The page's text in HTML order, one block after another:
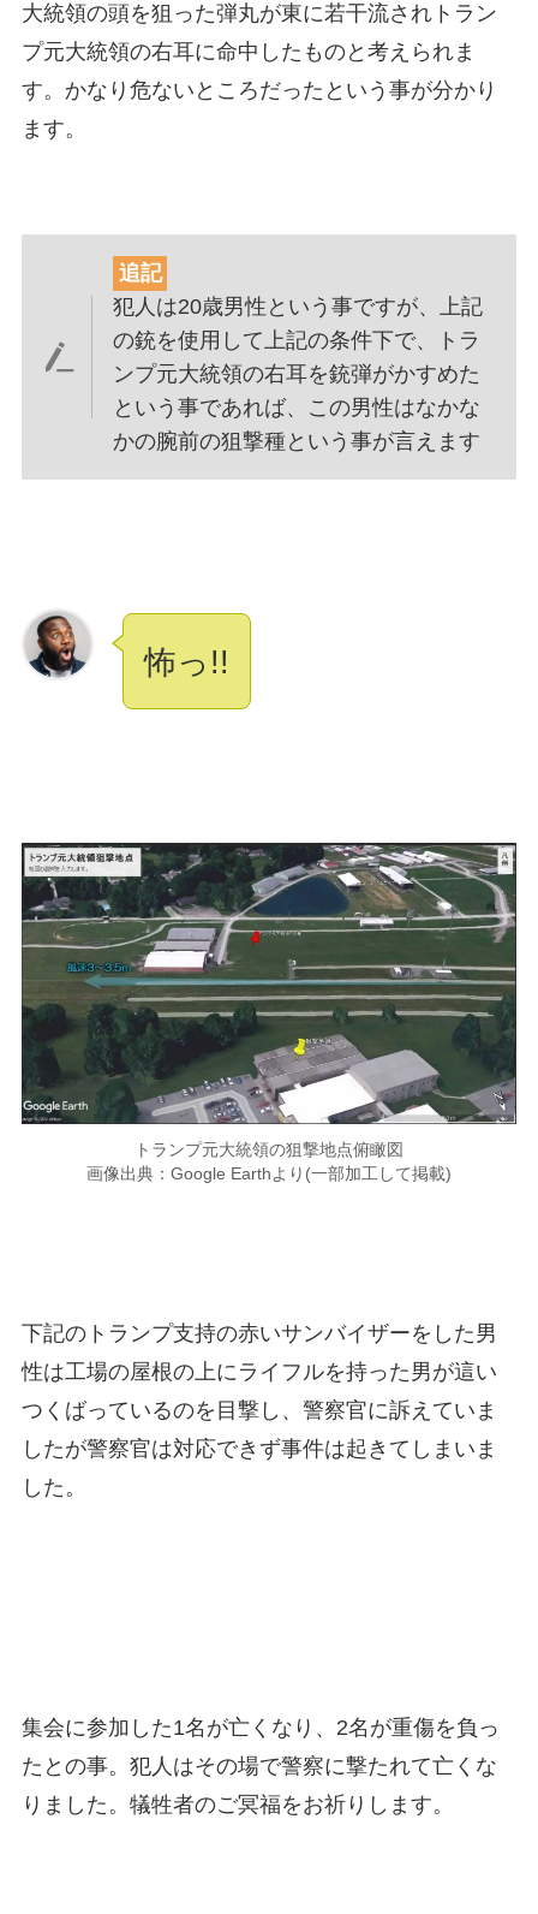
大統領の頭を狙った弾丸が東に若干流されトラン
プ元大統領の右耳に命中したものと考えられま
す。かなり危ないところだったという事が分かり
ます。
追記
犯人は20歳男性という事ですが、上記
の銃を使用して上記の条件下で、トラ
ンプ元大統領の右耳を銃弾がかすめた
という事であれば、この男性はなかな
かの腕前の狙撃種という事が言えます
怖っ!!
トランプ元大統領の狙撃地点俯瞰図
画像出典：Google Earthより(一部加工して掲載)
下記のトランプ支持の赤いサンバイザーをした男
性は工場の屋根の上にライフルを持った男が這い
つくばっているのを目撃し、警察官に訴えていま
したが警察官は対応できず事件は起きてしまいま
した。
集会に参加した1名が亡くなり、2名が重傷を負っ
たとの事。犯人はその場で警察に撃たれて亡くな
りました。犠牲者のご冥福をお祈りします。